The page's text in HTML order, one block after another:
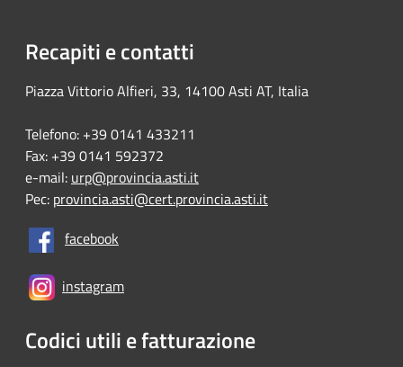
Recapiti e contatti
Piazza Vittorio Alfieri, 33, 14100 Asti AT, Italia
Telefono: +39 0141 433211
Fax: +39 0141 592372
e-mail: urp@provincia.asti.it
Pec: provincia.asti@cert.provincia.asti.it
facebook
instagram
Codici utili e fatturazione